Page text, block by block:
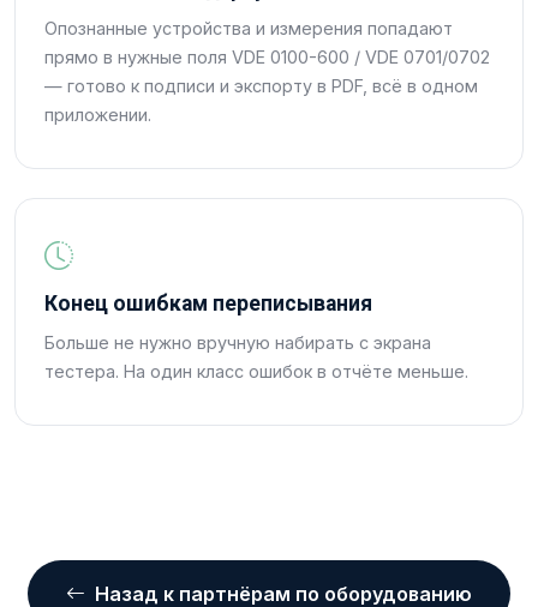
Опознанные устройства и измерения попадают
прямо в нужные поля VDE 0100-600 / VDE 0701/0702
— готово к подписи и экспорту в PDF, всё в одном
приложении.
Конец ошибкам переписывания
Больше не нужно вручную набирать с экрана
тестера. На один класс ошибок в отчёте меньше.
Назад к партнёрам по оборудованию